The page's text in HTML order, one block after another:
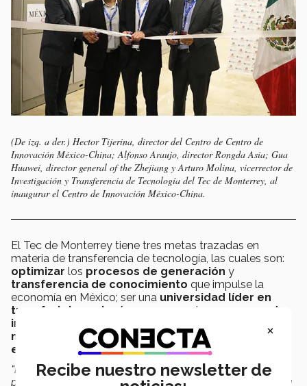
(De izq. a der.) Hector Tijerina, director del Centro de Centro de
Innovación México-China; Alfonso Araujo, director Rongda Asia; Gua
Huawei, director general of the Zhejiang y Arturo Molina, vicerrector de
Investigación y Transferencia de Tecnología del Tec de Monterrey, al
inaugurar el Centro de Innovación México-China.
El Tec de Monterrey tiene tres metas trazadas en
materia de transferencia de tecnología, las cuales son:
optimizar los procesos de generación y
transferencia de conocimiento que impulse la
economía en México; ser una universidad líder en
transferir tecnología
para apoyar los
procesos de
innovación de las empresas
número uno en Latinoamérica por la
creación de
empresas basadas en conocimiento
“El Tec está creando, con este Hub de Innovación, una
plataforma única en el mundo, estamos haciendo historia
×
Recibe nuestro newsletter de